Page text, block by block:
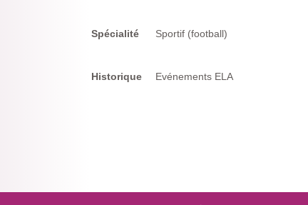
Spécialité
Historique
Sportif (football)
Evénements ELA